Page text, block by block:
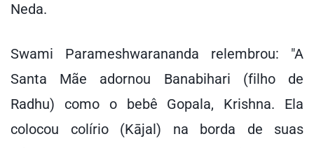
Neda.
Swami Parameshwarananda relembrou: "A
Santa Mãe adornou Banabihari (filho de
Radhu) como o bebê Gopala, Krishna. Ela
colocou colírio (Kājal) na borda de suas